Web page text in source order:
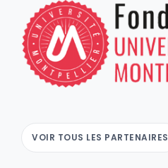
VOIR TOUS LES PARTENAIRES